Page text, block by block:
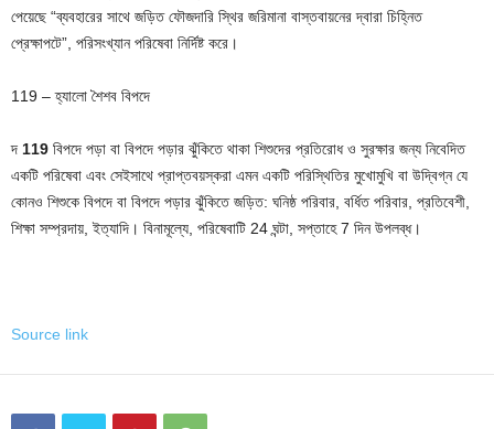
পেয়েছে “ব্যবহারের সাথে জড়িত ফৌজদারি স্থির জরিমানা বাস্তবায়নের দ্বারা চিহ্নিত
প্রেক্ষাপটে”, পরিসংখ্যান পরিষেবা নির্দিষ্ট করে।
119 – হ্যালো শৈশব বিপদে
দ 119 বিপদে পড়া বা বিপদে পড়ার ঝুঁকিতে থাকা শিশুদের প্রতিরোধ ও সুরক্ষার জন্য নিবেদিত
একটি পরিষেবা এবং সেইসাথে প্রাপ্তবয়স্করা এমন একটি পরিস্থিতির মুখোমুখি বা উদ্বিগ্ন যে
কোনও শিশুকে বিপদে বা বিপদে পড়ার ঝুঁকিতে জড়িত: ঘনিষ্ঠ পরিবার, বর্ধিত পরিবার, প্রতিবেশী,
শিক্ষা সম্প্রদায়, ইত্যাদি। বিনামূল্যে, পরিষেবাটি 24 ঘন্টা, সপ্তাহে 7 দিন উপলব্ধ।
Source link